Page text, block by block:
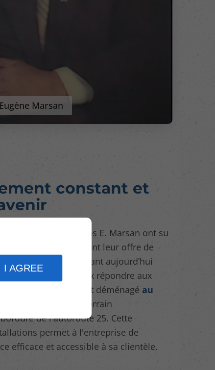
I AGREE
Eugène Marsan
constant et
Les Constructions E. Marsan ont su
marché en élargissant leur offre de
s'étendant aujourd’hui
Afin de mieux répondre aux
a récemment déménagé au
, sur un vaste terrain
de l'autoroute 25. Cette
permet à l'entreprise de
efficace et accessible à sa clientèle.